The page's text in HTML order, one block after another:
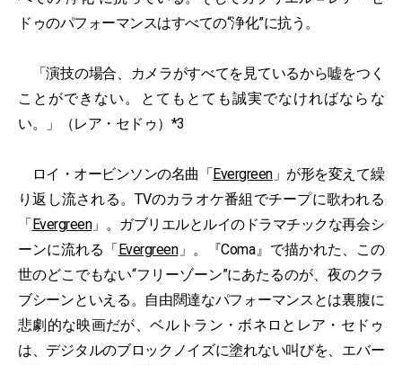
ドゥのパフォーマンスはすべての“浄化”に抗う。
「演技の場合、カメラがすべてを見ているから嘘をつく
ことができない。とてもとても誠実でなければならな
い。」（レア・セドゥ）*3
ロイ・オービンソンの名曲「Evergreen」が形を変えて繰
り返し流される。TVのカラオケ番組でチープに歌われる
「Evergreen」。ガブリエルとルイのドラマチックな再会シ
ーンに流れる「Evergreen」。『Coma』で描かれた、この
世のどこでもない“フリーゾーン”にあたるのが、夜のクラ
ブシーンといえる。自由闊達なパフォーマンスとは裏腹に
悲劇的な映画だが、ベルトラン・ボネロとレア・セドゥ
は、デジタルのブロックノイズに塗れない叫びを、エバー